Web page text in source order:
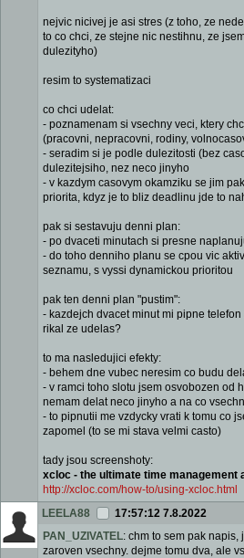
nejvic nicivej je asi stres (z toho, ze
to co chci, ze stejne nic nestihnu, ze
dulezityho)
resim to systematizaci
co chci udelat:
- poznamenam si vsechny veci, ktery
(pracovni, nepracovni, rodiny,
- seradim si je podle dulezitosti (bez
dulezitejsiho, nez neco jinyho
- v kazdym casovym okamziku se jim
priorita, kdyz je to bliz deadlinu jde to
pak si sestavuju denni plan:
- po dvaceti minutach si presne
- do toho denniho planu se cpou vic
seznamu, s vyssi dynamickou prioritou
pak ten denni plan "pustim":
- kazdejch dvacet minut mi pipne
rikal ze udelas?
to ma nasledujici efekty:
- behem dne vubec neresim co budu
- v ramci toho slotu jsem osvobozen od
nemam delat neco jinyho a na co
- to pipnutii me vzdycky vrati k tomu co
zapomel (to se mi stava velmi casto)
tady jsou screenshoty:
xcloc - the ultimate time management
http://xcloc.com/how-to/using-xcloc.html
LEELA88
17:57:12 7.8.2022
PAN_UZIVATEL: chm to sem pak napis,
zaroven vsechny. dejme tomu dva, ale